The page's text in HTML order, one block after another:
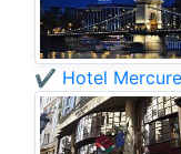
✔️ Hotel